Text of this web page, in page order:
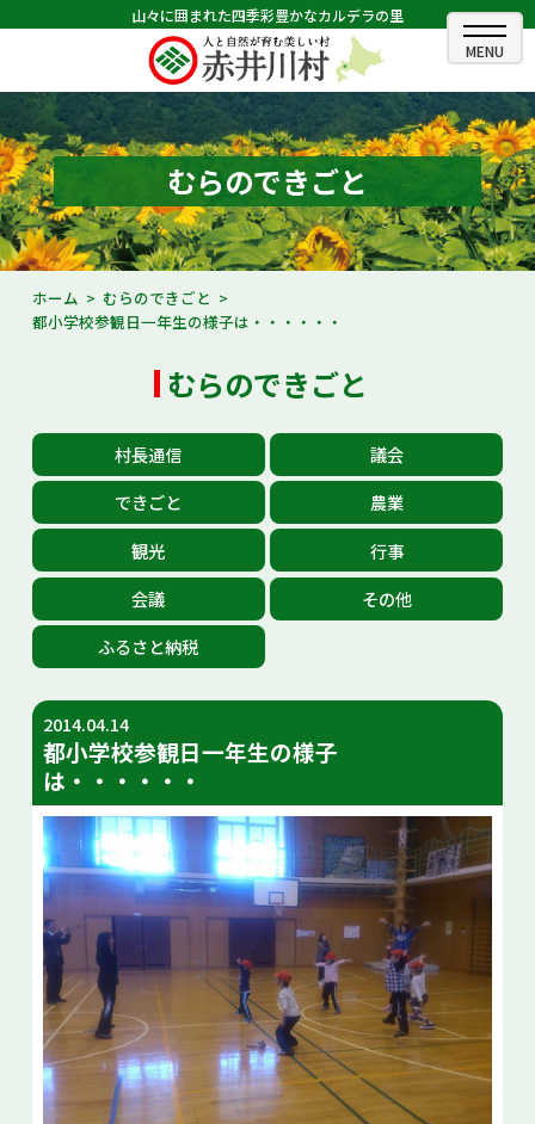
山々に囲まれた四季彩豊かなカルデラの里
ホーム
むらのできごと
むらのプロフィール
くらしの情報
村長室
観光・イベント情報
あかいがわ広報
お問い合せ
Select Language▼
むらのできごと
ホーム
むらのできごと
都小学校参観日一年生の様子は・・・・・・
むらのできごと
村長通信
議会
できごと
農業
観光
行事
会議
その他
ふるさと納税
2014.04.14
都小学校参観日一年生の様子
は・・・・・・